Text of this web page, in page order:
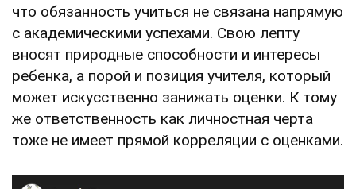
что обязанность учиться не связана напрямую
с академическими успехами. Свою лепту
вносят природные способности и интересы
ребенка, а порой и позиция учителя, который
может искусственно занижать оценки. К тому
же ответственность как личностная черта
тоже не имеет прямой корреляции с оценками.